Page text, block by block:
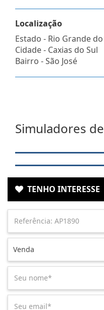
Localização
Estado - Rio Grande
Cidade - Caxias do Sul
Bairro -São José
Simuladores de
TENHO INTERESSE
Venda